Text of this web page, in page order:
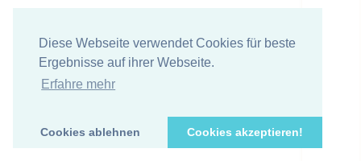
Diese Webseite verwendet Cookies für beste
Ergebnisse auf ihrer Webseite.
Erfahre mehr
Cookies ablehnen Cookies akzeptieren!